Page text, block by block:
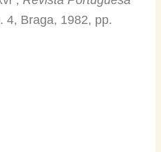
4, Braga, 1982, pp.